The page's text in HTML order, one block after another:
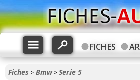
FICHES
Fiches >Bmw>Serie 5